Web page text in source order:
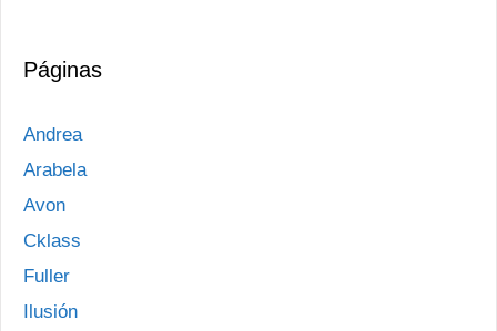
Páginas
Andrea
Arabela
Avon
Cklass
Fuller
Ilusión